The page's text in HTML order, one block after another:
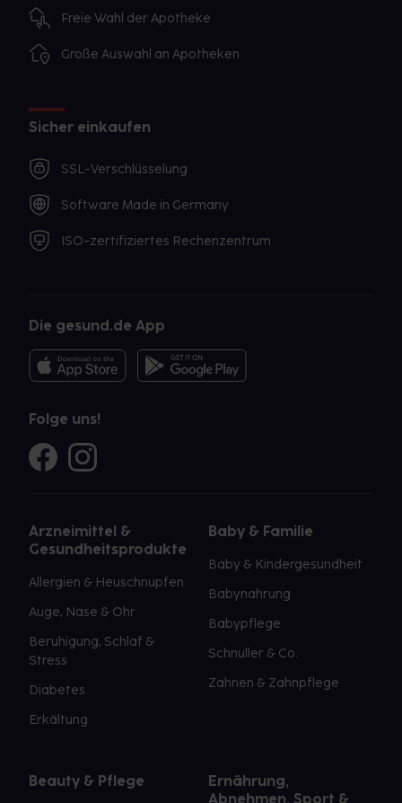
Freie Wahl der Apotheke
Große Auswahl an Apotheken
Sicher einkaufen
SSL-Verschlüsselung
Software Made in Germany
ISO-zertifiziertes Rechenzentrum
Die gesund.de App
Folge uns!
Arzneimittel &
Gesundheitsprodukte
Allergien & Heuschnupfen
Auge, Nase & Ohr
Beruhigung, Schlaf &
Stress
Diabetes
Erkältung
Baby & Familie
Baby & Kindergesundheit
Babynahrung
Babypflege
Schnuller & Co.
Zahnen & Zahnpflege
Beauty & Pflege
Ernährung,
Abnehmen, Sport &